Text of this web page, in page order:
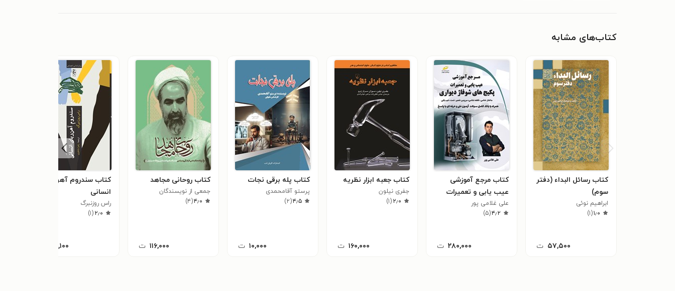
کتاب‌های مشابه
کتاب رسائل البداء (دفتر
سوم)
ابراهیم نوئی
۱٫۰(۱)
۵۷,۵۰۰ ت
کتاب مرجع آموزشی
عیب یابی و تعمیرات
پکیج های شوفاژ دیواری
علی غلامی پور
۴٫۲(۵)
۲۸۰,۰۰۰ ت
کتاب جعبه ابزار نظریه
جفری نیلون
۲٫۰(۱)
۱۶۰,۰۰۰ ت
کتاب پله برقی نجات
پرستو آقامحمدی
۴٫۵(۲)
۱۰,۰۰۰ ت
کتاب روحانی مجاهد
جمعی از نویسندگان
۴٫۰(۴)
۱۱۶,۰۰۰ ت
کتاب سندروم آهن ربای
انسانی
راس روزنبرگ
۲٫۰(۱)
۸۶,۱۰۰